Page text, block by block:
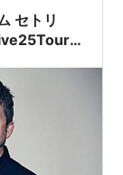
バンド「オ
セトリ